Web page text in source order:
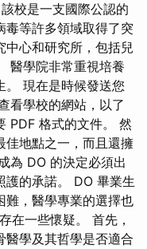
該校是一支國際公認的
毒等許多領域取得了突
中心和研究所，包括兒
醫學院非常重視培養
。 現在是時候發送您
看學校的網站，以了
PDF 格式的文件。 然
佳地點之一，而且還擁
為 DO 的決定必須出
護的承諾。 DO 畢業生
難，醫學專業的選擇也
在一些懷疑。 首先，
醫學及其哲學是否適合